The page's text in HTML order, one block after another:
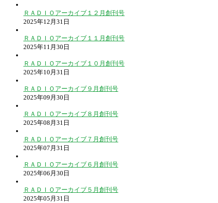
ＲＡＤＩＯアーカイブ１２月創刊号
2025年12月31日
ＲＡＤＩＯアーカイブ１１月創刊号
2025年11月30日
ＲＡＤＩＯアーカイブ１０月創刊号
2025年10月31日
ＲＡＤＩＯアーカイブ９月創刊号
2025年09月30日
ＲＡＤＩＯアーカイブ８月創刊号
2025年08月31日
ＲＡＤＩＯアーカイブ７月創刊号
2025年07月31日
ＲＡＤＩＯアーカイブ６月創刊号
2025年06月30日
ＲＡＤＩＯアーカイブ５月創刊号
2025年05月31日